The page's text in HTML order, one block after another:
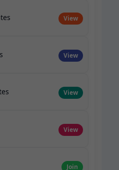
View
View
View
View
Join